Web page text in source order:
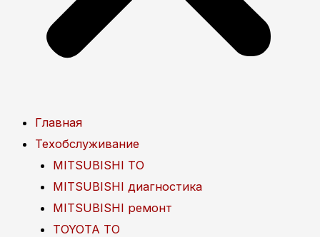
Главная
Техобслуживание
MITSUBISHI ТО
MITSUBISHI диагностика
MITSUBISHI ремонт
TOYOTA ТО